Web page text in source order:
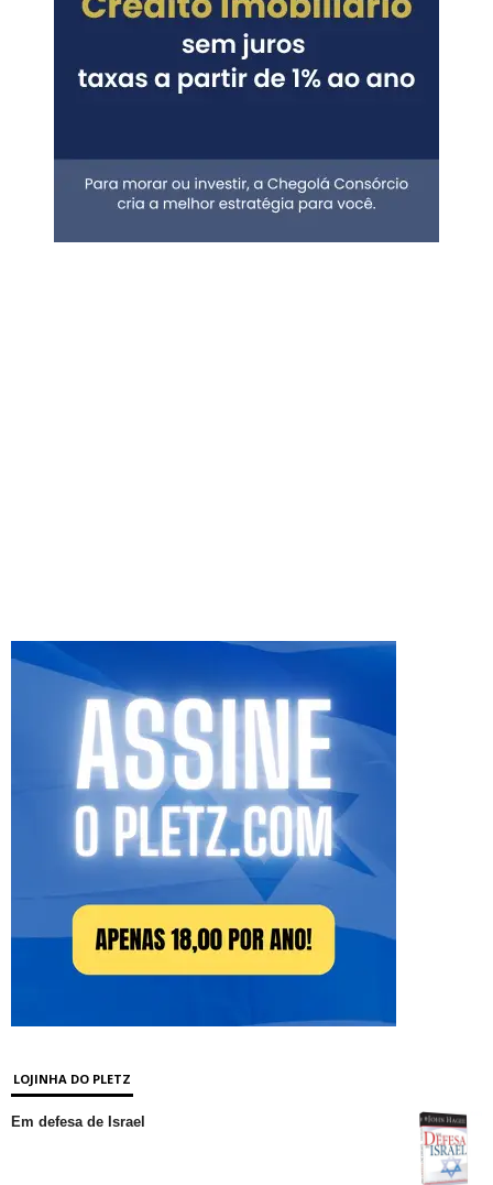
LOJINHA DO PLETZ
Em defesa de Israel